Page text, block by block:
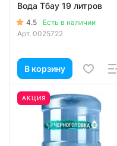
Вода Тбау 19 литров
4.5
Есть в наличии
Арт. 0025722
В корзину
АКЦИЯ